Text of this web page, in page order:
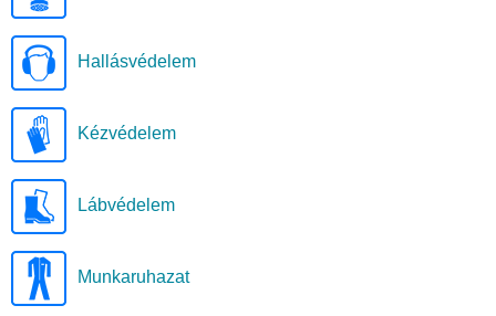
Hallásvédelem
Kézvédelem
Lábvédelem
Munkaruhazat